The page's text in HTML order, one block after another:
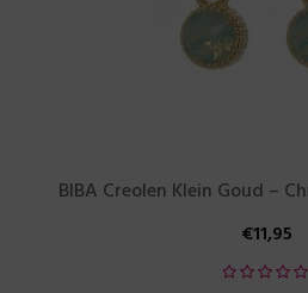
BIBA Creolen Klein Goud –
€11,95